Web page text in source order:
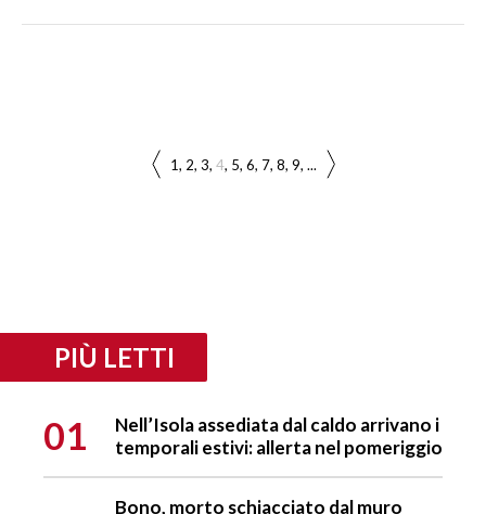
1 2 3 4 5 6 7 8 9 ...
PIÙ LETTI
01
Nell’Isola assediata dal caldo arrivano i
temporali estivi: allerta nel pomeriggio
Bono, morto schiacciato dal muro